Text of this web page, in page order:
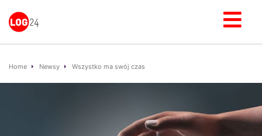
Home Newsy Wszystko ma swój czas